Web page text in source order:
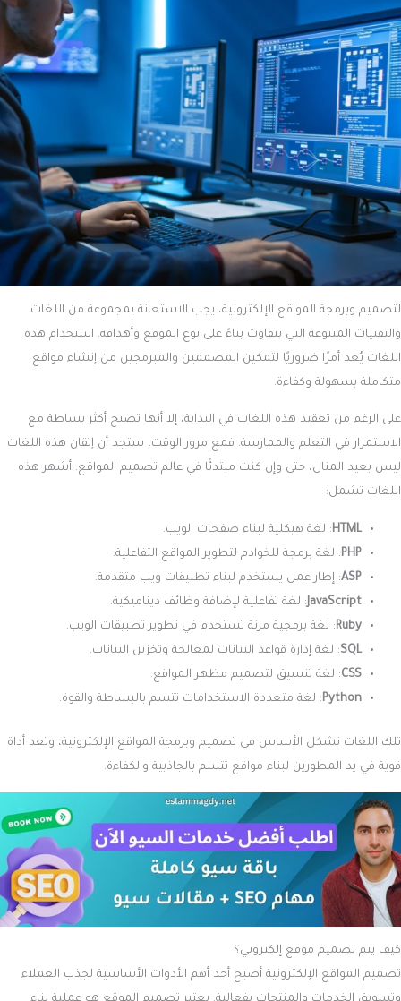
لتصميم وبرمجة المواقع الإلكترونية، يجب الاستعانة بمجموعة من اللغات
والتقنيات المتنوعة التي تتفاوت بناءً على نوع الموقع وأهدافه. استخدام هذه
اللغات يُعد أمرًا ضروريًا لتمكين المصممين والمبرمجين من إنشاء مواقع
متكاملة بسهولة وكفاءة.
على الرغم من تعقيد هذه اللغات في البداية، إلا أنها تصبح أكثر بساطة مع
الاستمرار في التعلم والممارسة. فمع مرور الوقت، ستجد أن إتقان هذه اللغات
ليس بعيد المنال، حتى وإن كنت مبتدئًا في عالم تصميم المواقع. أشهر هذه
اللغات تشمل:
HTML: لغة هيكلية لبناء صفحات الويب.
PHP: لغة برمجة للخوادم لتطوير المواقع التفاعلية.
ASP: إطار عمل يستخدم لبناء تطبيقات ويب متقدمة.
JavaScript: لغة تفاعلية لإضافة وظائف ديناميكية.
Ruby: لغة برمجية مرنة تستخدم في تطوير تطبيقات الويب.
SQL: لغة إدارة قواعد البيانات لمعالجة وتخزين البيانات.
CSS: لغة تنسيق لتصميم مظهر المواقع.
Python: لغة متعددة الاستخدامات تتسم بالبساطة والقوة.
تلك اللغات تشكل الأساس في تصميم وبرمجة المواقع الإلكترونية، وتعد أداة
قوية في يد المطورين لبناء مواقع تتسم بالجاذبية والكفاءة.
كيف يتم تصميم موقع إلكتروني؟
تصميم المواقع الإلكترونية أصبح أحد أهم الأدوات الأساسية لجذب العملاء